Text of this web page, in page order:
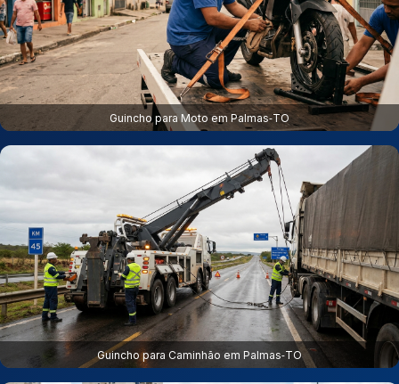
Guincho para Moto em Palmas‑TO
Guincho para Caminhão em Palmas‑TO